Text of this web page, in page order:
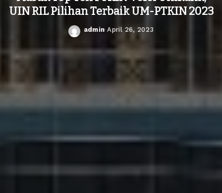
UIN RIL Pilihan Terbaik UM-PTKIN 2023
Posted
admin April 26, 2023